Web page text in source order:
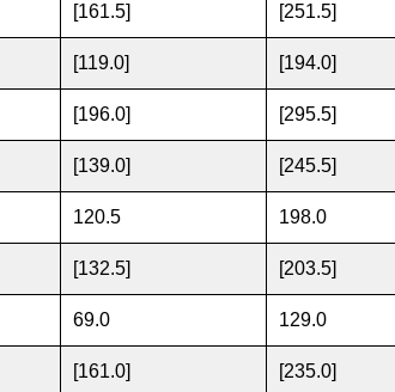
[161.5] [251.5]
[119.0] [194.0]
[196.0] [295.5]
[139.0] [245.5]
120.5 198.0
[132.5] [203.5]
69.0 129.0
[161.0] [235.0]